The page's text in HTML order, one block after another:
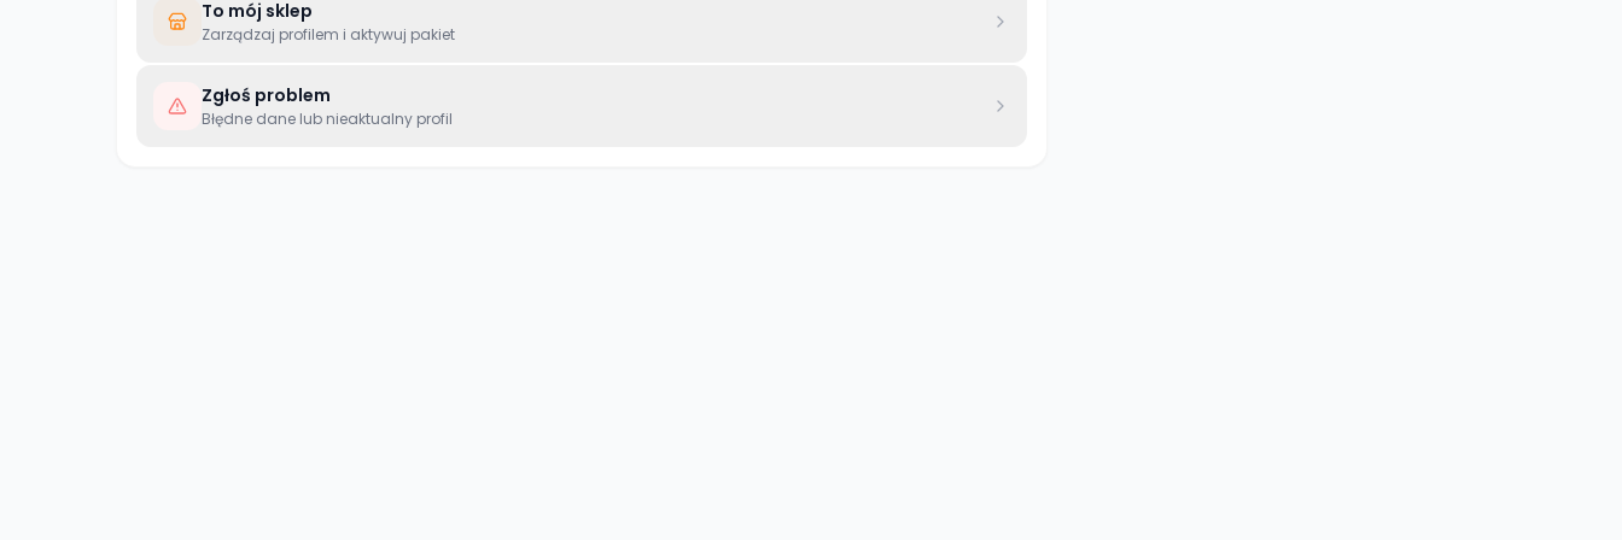
To mój sklep
Zarządzaj profilem i aktywuj pakiet
Zgłoś problem
Błędne dane lub nieaktualny profil